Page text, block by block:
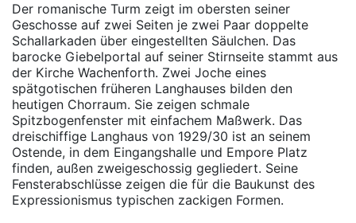
Der romanische Turm zeigt im obersten seiner
Geschosse auf zwei Seiten je zwei Paar doppelte
Schallarkaden über eingestellten Säulchen. Das
barocke Giebelportal auf seiner Stirnseite stammt aus
der Kirche Wachenforth. Zwei Joche eines
spätgotischen früheren Langhauses bilden den
heutigen Chorraum. Sie zeigen schmale
Spitzbogenfenster mit einfachem Maßwerk. Das
dreischiffige Langhaus von 1929/30 ist an seinem
Ostende, in dem Eingangshalle und Empore Platz
finden, außen zweigeschossig gegliedert. Seine
Fensterabschlüsse zeigen die für die Baukunst des
Expressionismus typischen zackigen Formen.